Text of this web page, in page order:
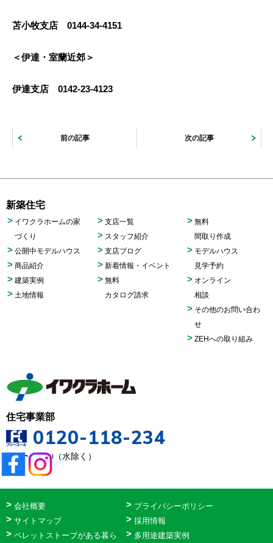
苫小牧支店 0144-34-4151
＜伊達・室蘭近郊＞
伊達支店 0142-23-4123
前の記事 次の記事
新築住宅
イワクラホームの家
づくり
公開中モデルハウス
商品紹介
建築実例
土地情報
支店一覧
スタッフ紹介
支店ブログ
新着情報・イベント
無料
カタログ請求
無料
間取り作成
モデルハウス
見学予約
オンライン
相談
その他のお問い合わ
せ
ZEHへの取り組み
住宅事業部
0120-118-234
9:00〜18:00（水除く）
会社概要
プライバシーポリシー
サイトマップ
採用情報
ペレットストーブがある暮ら
多用途建築実例